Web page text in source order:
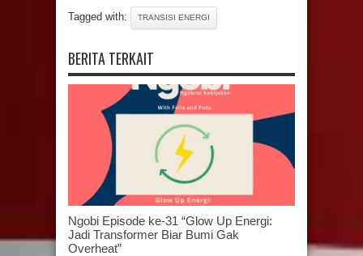
Tagged with: TRANSISI ENERGI
BERITA TERKAIT
Ngobi Episode ke-31 “Glow Up Energi:
Jadi Transformer Biar Bumi Gak
Overheat”